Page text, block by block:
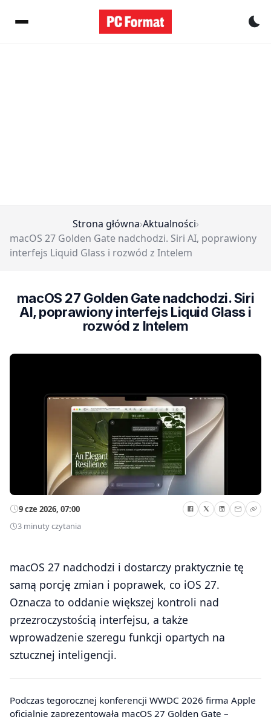
Strona główna›Aktualności›
macOS 27 Golden Gate nadchodzi. Siri AI, poprawiony
interfejs Liquid Glass i rozwód z Intelem
macOS 27 Golden Gate nadchodzi. Siri
AI, poprawiony interfejs Liquid Glass i
rozwód z Intelem
9 cze 2026, 07:00
3 minuty czytania
macOS 27 nadchodzi i dostarczy praktycznie tę
samą porcję zmian i poprawek, co iOS 27.
Oznacza to oddanie większej kontroli nad
przezroczystością interfejsu, a także
wprowadzenie szeregu funkcji opartych na
sztucznej inteligencji.
Podczas tegorocznej konferencji WWDC 2026 firma Apple
oficjalnie zaprezentowała macOS 27 Golden Gate –